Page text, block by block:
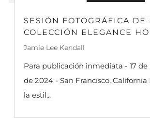
SESIÓN FOTOGRÁFICA DE
COLECCIÓN ELEGANCE
Jamie Lee Kendall
Para publicación inmediata - 17
de 2024 - San Francisco, California
la estil...